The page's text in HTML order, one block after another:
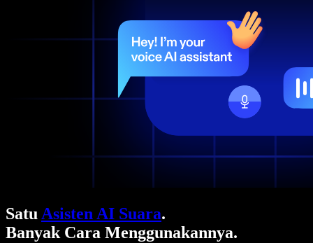
Satu Asisten AI Suara.
Banyak Cara Menggunakannya.